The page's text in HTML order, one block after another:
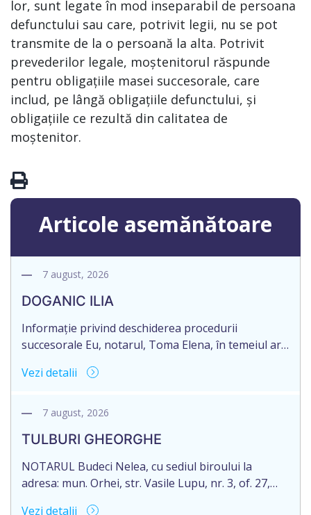
lor, sunt legate în mod inseparabil de persoana
defunctului sau care, potrivit legii, nu se pot
transmite de la o persoană la alta. Potrivit
prevederilor legale, moștenitorul răspunde
pentru obligațiile masei succesorale, care
includ, pe lângă obligațiile defunctului, și
obligațiile ce rezultă din calitatea de
moștenitor.
Articole asemănătoare
7 august, 2026
DOGANIC ILIA
Informație privind deschiderea procedurii
succesorale Eu, notarul, Toma Elena, în temeiul art.
notific Moștenitorii/ persoană care are un interes
notariale în urma decesului cet. DOGANIC ILIA,
2007040006216. Eliberarea certificatului de
moștenitor este planificată în prealabil pentru […]
Vezi detalii
7 august, 2026
TULBURI GHEORGHE
NOTARUL Budeci Nelea, cu sediul biroului la
adresa: mun. Orhei, str. Vasile Lupu, nr. 3, of. 27,
Vezi detalii